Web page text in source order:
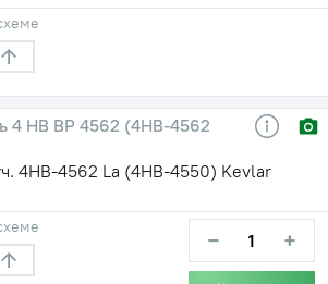
4 HB BP 4562 (4НВ-4562
4НВ-4562 La (4НВ-4550) Kevlar
− +